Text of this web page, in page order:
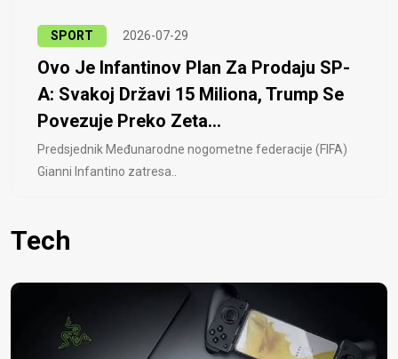
SPORT 2026-07-29
Ovo Je Infantinov Plan Za Prodaju SP-
A: Svakoj Državi 15 Miliona, Trump Se
Povezuje Preko Zeta...
Predsjednik Međunarodne nogometne federacije (FIFA)
Gianni Infantino zatresa..
Tech